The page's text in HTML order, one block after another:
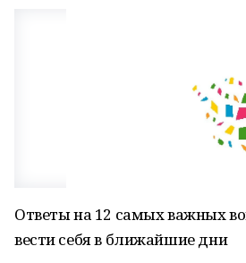
Ответы на 12 самых важных
вести себя в ближайшие дни